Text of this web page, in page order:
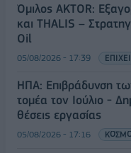
Όμιλος AKTOR:
και THALIS –
Oil
05/08/2026 - 17:39
ΗΠΑ: Επιβράδυνση
τομέα τον Ιούλιο -
θέσεις εργασίας
05/08/2026 - 17:16